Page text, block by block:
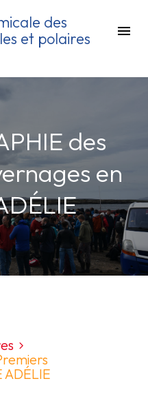
des
et polaires
des
en
ADÉLIE